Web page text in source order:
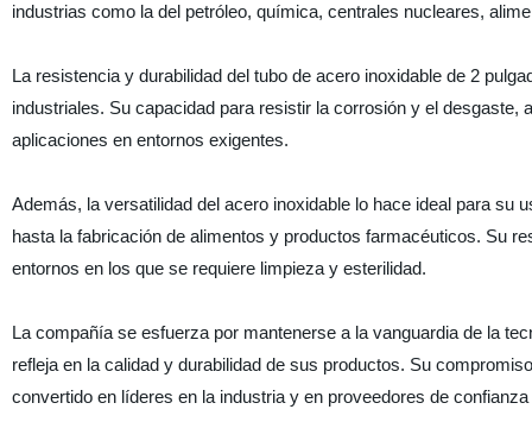
industrias como la del petróleo, química, centrales nucleares,
La resistencia y durabilidad del tubo de acero inoxidable de 2
industriales. Su capacidad para resistir la corrosión y el
aplicaciones en entornos exigentes.
Además, la versatilidad del acero inoxidable lo hace ideal para su
hasta la fabricación de alimentos y productos farmacéuticos. Su
entornos en los que se requiere limpieza y esterilidad.
La compañía se esfuerza por mantenerse a la vanguardia de la
refleja en la calidad y durabilidad de sus productos. Su
convertido en líderes en la industria y en proveedores de